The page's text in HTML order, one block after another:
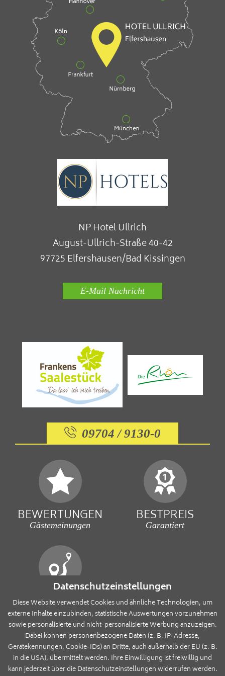
Datenschutzeinstellungen
Diese Website verwendet Cookies und ähnliche Technologien, um
externe Inhalte einzubinden, statistische Auswertungen vorzunehmen
sowie personalisierte und nicht-personalisierte Werbung anzuzeigen.
Dabei können personenbezogene Daten (z. B. IP-Adresse,
Gerätekennungen, Cookie-IDs) an Dritte, auch außerhalb der EU (z. B.
in die USA), übermittelt werden. Ihre Einwilligung ist freiwillig und
kann jederzeit über die Datenschutzeinstellungen widerrufen werden.
NP Hotel Ullrich
August-Ullrich-Straße 40-42
97725 Elfershausen/Bad Kissingen
E-Mail Nachricht
09704 / 9130-0
BEWERTUNGEN
Gästemeinungen BESTPREIS
Garantiert
ANREISE
Schnell & einfach
IMPRESSUM